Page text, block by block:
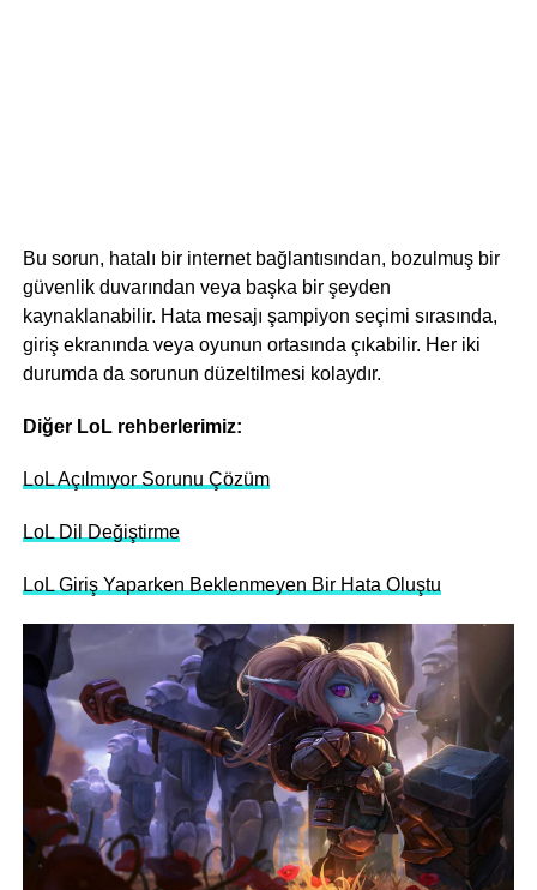
Bu sorun, hatalı bir internet bağlantısından, bozulmuş bir
güvenlik duvarından veya başka bir şeyden
kaynaklanabilir. Hata mesajı şampiyon seçimi sırasında,
giriş ekranında veya oyunun ortasında çıkabilir. Her iki
durumda da sorunun düzeltilmesi kolaydır.
Diğer LoL rehberlerimiz:
LoL Açılmıyor Sorunu Çözüm
LoL Dil Değiştirme
LoL Giriş Yaparken Beklenmeyen Bir Hata Oluştu